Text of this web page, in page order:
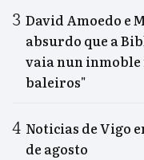
David Amoedo e
absurdo que a
vaia nun inmoble
baleiros"
Noticias de Vigo
de agosto